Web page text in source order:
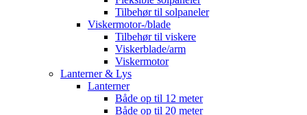
Tilbehør til solpaneler
Viskermotor-/blade
Tilbehør til viskere
Viskerblade/arm
Viskermotor
Lanterner & Lys
Lanterner
Både op til 12 meter
Både op til 20 meter